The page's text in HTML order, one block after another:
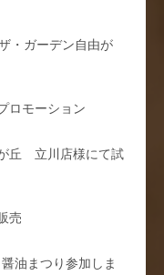
・ガーデン自由が
ロモーション
丘 立川店様にて試
売
油まつり参加しま